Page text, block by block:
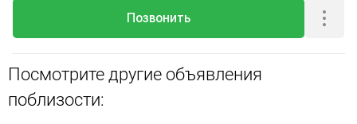
Позвонить
Посмотрите другие объявления
поблизости: